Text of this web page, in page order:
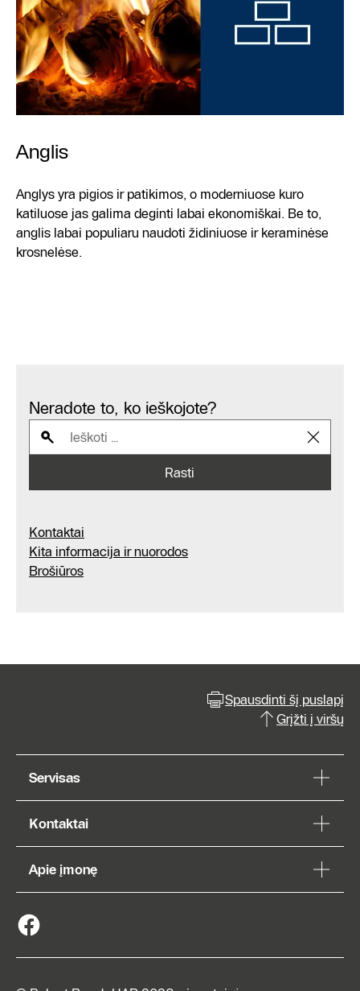
Anglis
Anglys yra pigios ir patikimos, o moderniuose kuro
katiluose jas galima deginti labai ekonomiškai. Be to,
anglis labai populiaru naudoti židiniuose ir keraminėse
krosnelėse.
Neradote to, ko ieškojote?
Rasti
Kontaktai
Kita informacija ir nuorodos
Brošiūros
Spausdinti šį puslapį
Grįžti į viršų
Servisas
Kontaktai
Apie įmonę